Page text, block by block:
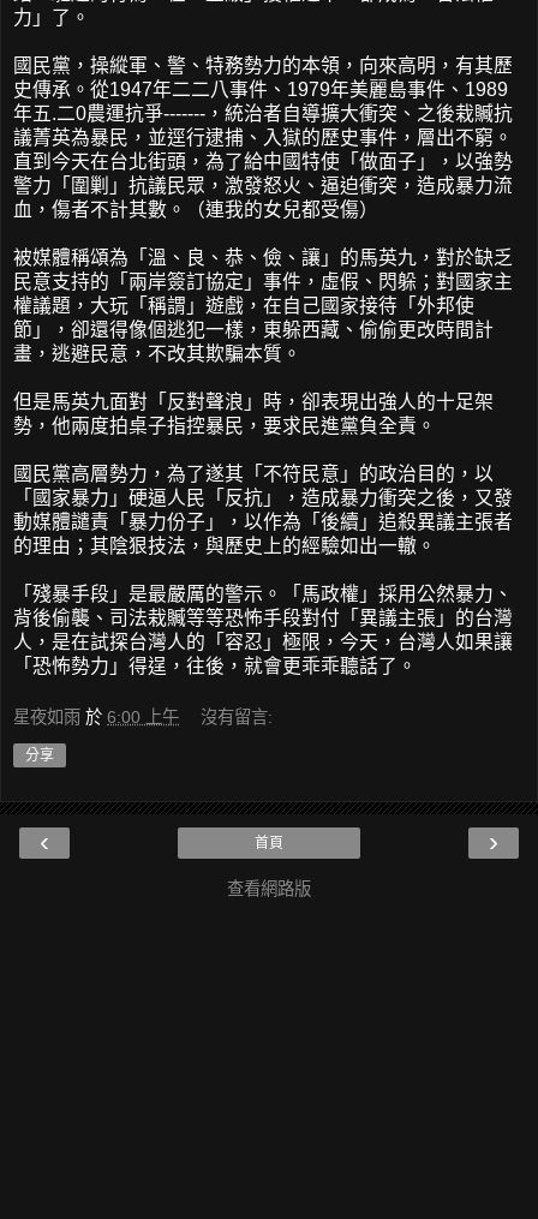
力」了。
國民黨，操縱軍、警、特務勢力的本領，向來高明，有其歷
史傳承。從1947年二二八事件、1979年美麗島事件、1989
年五.二0農運抗爭-------，統治者自導擴大衝突、之後栽贓抗
議菁英為暴民，並逕行逮捕、入獄的歷史事件，層出不窮。
直到今天在台北街頭，為了給中國特使「做面子」，以強勢
警力「圍剿」抗議民眾，激發怒火、逼迫衝突，造成暴力流
血，傷者不計其數。（連我的女兒都受傷）
被媒體稱頌為「溫、良、恭、儉、讓」的馬英九，對於缺乏
民意支持的「兩岸簽訂協定」事件，虛假、閃躲；對國家主
權議題，大玩「稱謂」遊戲，在自己國家接待「外邦使
節」，卻還得像個逃犯一樣，東躲西藏、偷偷更改時間計
畫，逃避民意，不改其欺騙本質。
但是馬英九面對「反對聲浪」時，卻表現出強人的十足架
勢，他兩度拍桌子指控暴民，要求民進黨負全責。
國民黨高層勢力，為了遂其「不符民意」的政治目的，以
「國家暴力」硬逼人民「反抗」，造成暴力衝突之後，又發
動媒體譴責「暴力份子」，以作為「後續」追殺異議主張者
的理由；其陰狠技法，與歷史上的經驗如出一轍。
「殘暴手段」是最嚴厲的警示。「馬政權」採用公然暴力、
背後偷襲、司法栽贓等等恐怖手段對付「異議主張」的台灣
人，是在試探台灣人的「容忍」極限，今天，台灣人如果讓
「恐怖勢力」得逞，往後，就會更乖乖聽話了。
星夜如雨 於 6:00 上午 沒有留言:
分享
‹ ›
首頁
查看網路版